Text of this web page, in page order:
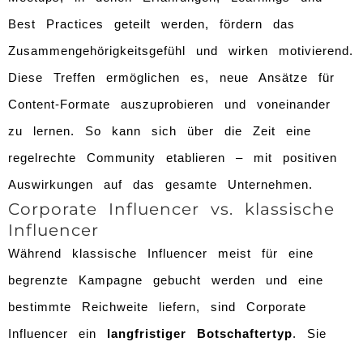
Best Practices geteilt werden, fördern das
Zusammengehörigkeitsgefühl und wirken motivierend.
Diese Treffen ermöglichen es, neue Ansätze für
Content-Formate auszuprobieren und voneinander
zu lernen. So kann sich über die Zeit eine
regelrechte Community etablieren – mit positiven
Auswirkungen auf das gesamte Unternehmen.
Corporate Influencer vs. klassische
Influencer
Während klassische Influencer meist für eine
begrenzte Kampagne gebucht werden und eine
bestimmte Reichweite liefern, sind Corporate
Influencer ein langfristiger Botschaftertyp. Sie